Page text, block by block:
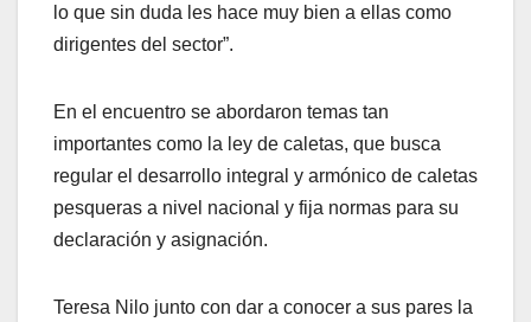
lo que sin duda les hace muy bien a ellas como
dirigentes del sector”.
En el encuentro se abordaron temas tan
importantes como la ley de caletas, que busca
regular el desarrollo integral y armónico de caletas
pesqueras a nivel nacional y fija normas para su
declaración y asignación.
Teresa Nilo junto con dar a conocer a sus pares la